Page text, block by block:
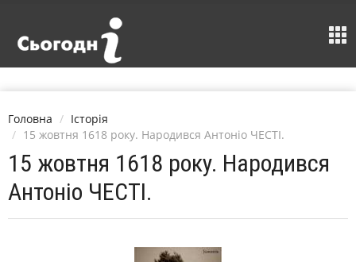
Головна
Історія
15 жовтня 1618 року. Народився Антоніо ЧЕСТІ.
15 жовтня 1618 року. Народився
Антоніо ЧЕСТІ.